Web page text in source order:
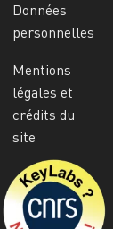
Données
personnelles
Mentions
légales et
crédits du
site
Image